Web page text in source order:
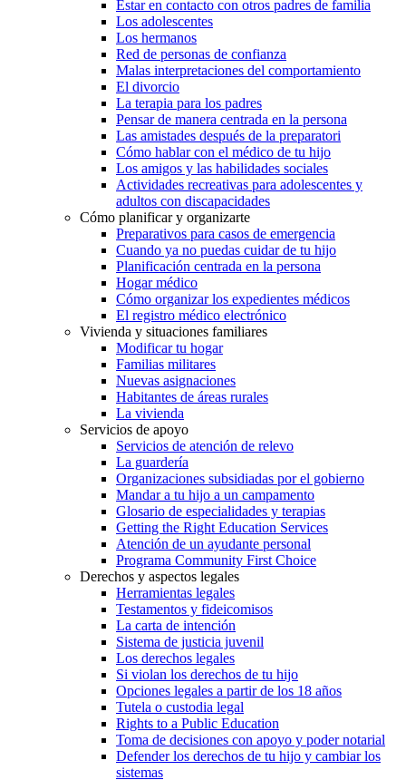
Estar en contacto con otros padres de familia
Los adolescentes
Los hermanos
Red de personas de confianza
Malas interpretaciones del comportamiento
El divorcio
La terapia para los padres
Pensar de manera centrada en la persona
Las amistades después de la preparatori
Cómo hablar con el médico de tu hijo
Los amigos y las habilidades sociales
Actividades recreativas para adolescentes y
adultos con discapacidades
Cómo planificar y organizarte
Preparativos para casos de emergencia
Cuando ya no puedas cuidar de tu hijo
Planificación centrada en la persona
Hogar médico
Cómo organizar los expedientes médicos
El registro médico electrónico
Vivienda y situaciones familiares
Modificar tu hogar
Familias militares
Nuevas asignaciones
Habitantes de áreas rurales
La vivienda
Servicios de apoyo
Servicios de atención de relevo
La guardería
Organizaciones subsidiadas por el gobierno
Mandar a tu hijo a un campamento
Glosario de especialidades y terapias
Getting the Right Education Services
Atención de un ayudante personal
Programa Community First Choice
Derechos y aspectos legales
Herramientas legales
Testamentos y fideicomisos
La carta de intención
Sistema de justicia juvenil
Los derechos legales
Si violan los derechos de tu hijo
Opciones legales a partir de los 18 años
Tutela o custodia legal
Rights to a Public Education
Toma de decisiones con apoyo y poder notarial
Defender los derechos de tu hijo y cambiar los
sistemas